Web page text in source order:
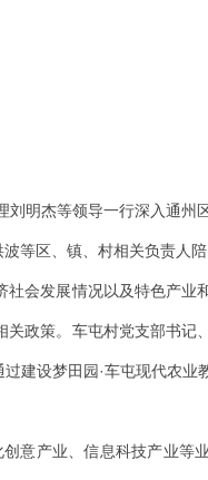
明杰等领导一行深入通州
等区、镇、村相关负责人陪
会发展情况以及特色产业
政策。车屯村党支部书记
建设梦田园·车屯现代农业
产业、信息科技产业等